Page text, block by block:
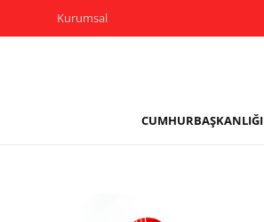
Kurumsal
CUMHURBAŞKANLIĞI